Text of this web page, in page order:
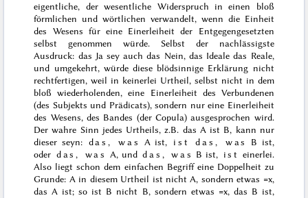
eigentliche, der wesentliche Widerspruch in einen bloß
förmlichen und wörtlichen verwandelt, wenn die Einheit
des Wesens für eine Einerleiheit der Entgegengesetzten
selbst genommen würde. Selbst der nachlässigste
Ausdruck: das Ja sey auch das Nein, das Ideale das Reale,
und umgekehrt, würde diese blödsinnige Erklärung nicht
rechtfertigen, weil in keinerlei Urtheil, selbst nicht in dem
bloß wiederholenden, eine Einerleiheit des Verbundenen
(des Subjekts und Prädicats), sondern nur eine Einerleiheit
des Wesens, des Bandes (der Copula) ausgesprochen wird.
Der wahre Sinn jedes Urtheils, z.B. das A ist B, kann nur
dieser seyn: das, was A ist, ist das, was
B ist,
oder das, was A, und das, was B ist, ist einerlei.
Also liegt schon dem einfachen Begriff eine Doppelheit zu
Grunde: A in diesem Urtheil ist nicht A, sondern etwas =x,
das A ist; so ist B nicht B, sondern etwas =x, das B ist,